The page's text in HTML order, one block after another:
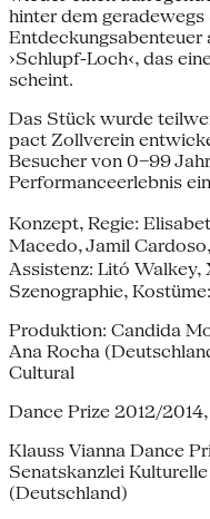
hinter dem geradewegs
Entdeckungsabenteuer
›Schlupf-Loch‹, das
scheint.
Das Stück wurde
pact Zollverein
Besucher von 0–99
Performanceerlebnis
Konzept, Regie:
Macedo, Jamil
Assistenz: Litó Walkey,
Szenographie,
Produktion: Candida
Ana Rocha
Cultural
Dance Prize 2012/
Klauss Vianna Dance
Senatskanzlei
(Deutschland)